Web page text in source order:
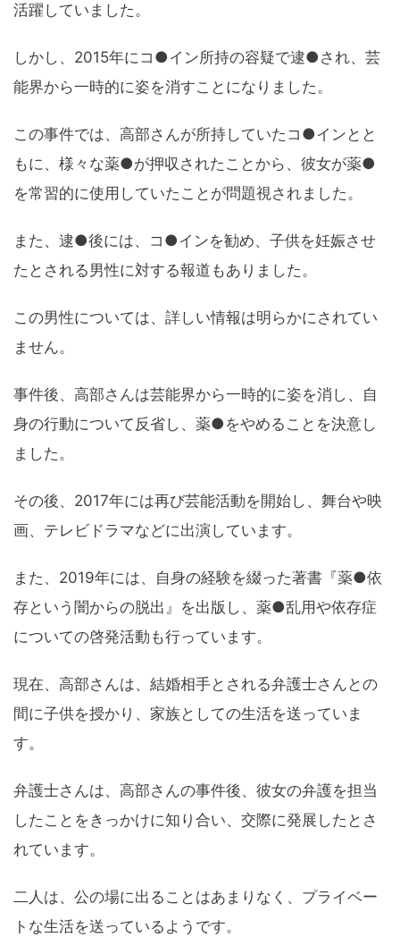
活躍していました。
しかし、2015年にコ●イン所持の容疑で逮●され、芸
能界から一時的に姿を消すことになりました。
この事件では、高部さんが所持していたコ●インとと
もに、様々な薬●が押収されたことから、彼女が薬●
を常習的に使用していたことが問題視されました。
また、逮●後には、コ●インを勧め、子供を妊娠させ
たとされる男性に対する報道もありました。
この男性については、詳しい情報は明らかにされてい
ません。
事件後、高部さんは芸能界から一時的に姿を消し、自
身の行動について反省し、薬●をやめることを決意し
ました。
その後、2017年には再び芸能活動を開始し、舞台や映
画、テレビドラマなどに出演しています。
また、2019年には、自身の経験を綴った著書『薬●依
存という闇からの脱出』を出版し、薬●乱用や依存症
についての啓発活動も行っています。
現在、高部さんは、結婚相手とされる弁護士さんとの
間に子供を授かり、家族としての生活を送っていま
す。
弁護士さんは、高部さんの事件後、彼女の弁護を担当
したことをきっかけに知り合い、交際に発展したとさ
れています。
二人は、公の場に出ることはあまりなく、プライベー
トな生活を送っているようです。